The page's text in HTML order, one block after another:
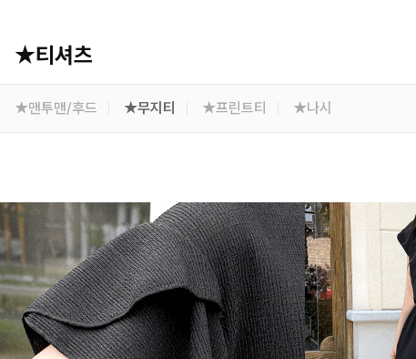
★티셔츠
★맨투맨/후드 ★무지티 ★프린트티 ★나시